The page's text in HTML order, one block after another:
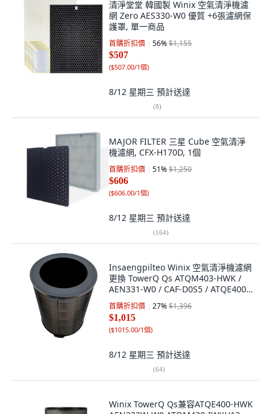
清淨堂堂 韓國製 Winix 空氣清淨機濾
網 Zero AES330-W0 優質 +6張濾網保
護罩, 單一商品
首購折扣價 56%$1,155
$507
($507.00/1個)
8/12 星期三 預計送達
(8)
MAJOR FILTER 三星 Cube 空氣清淨
機濾網, CFX-H170D, 1個
首購折扣價 51%$1,250
$606
($606.00/1個)
8/12 星期三 預計送達
(164)
Insaengpilteo Winix 空氣清淨機濾網
更換 TowerQ Qs ATQM403-HWK /
AEN331-W0 / CAF-D0S5 / ATQE400-
HWK 套組, 單一商品
首購折扣價 27%$1,396
$1,015
($1015.00/1個)
8/12 星期三 預計送達
(64)
Winix TowerQ Qs兼容ATQE400-HWK